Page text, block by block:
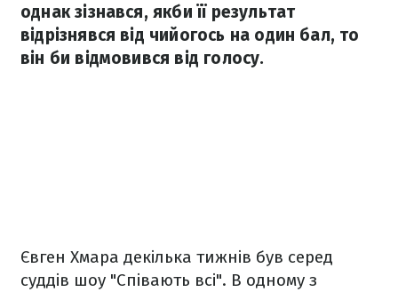
однак зізнався, якби її результат
відрізнявся від чийогось на один бал, то
він би відмовився від голосу.
Євген Хмара декілька тижнів був серед
суддів шоу "Співають всі". В одному з